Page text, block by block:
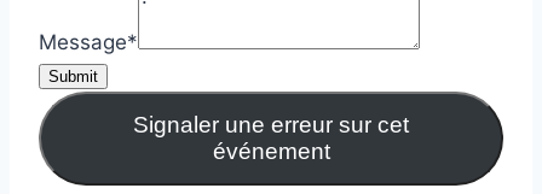
Message*
Submit
Signaler une erreur sur cet
événement